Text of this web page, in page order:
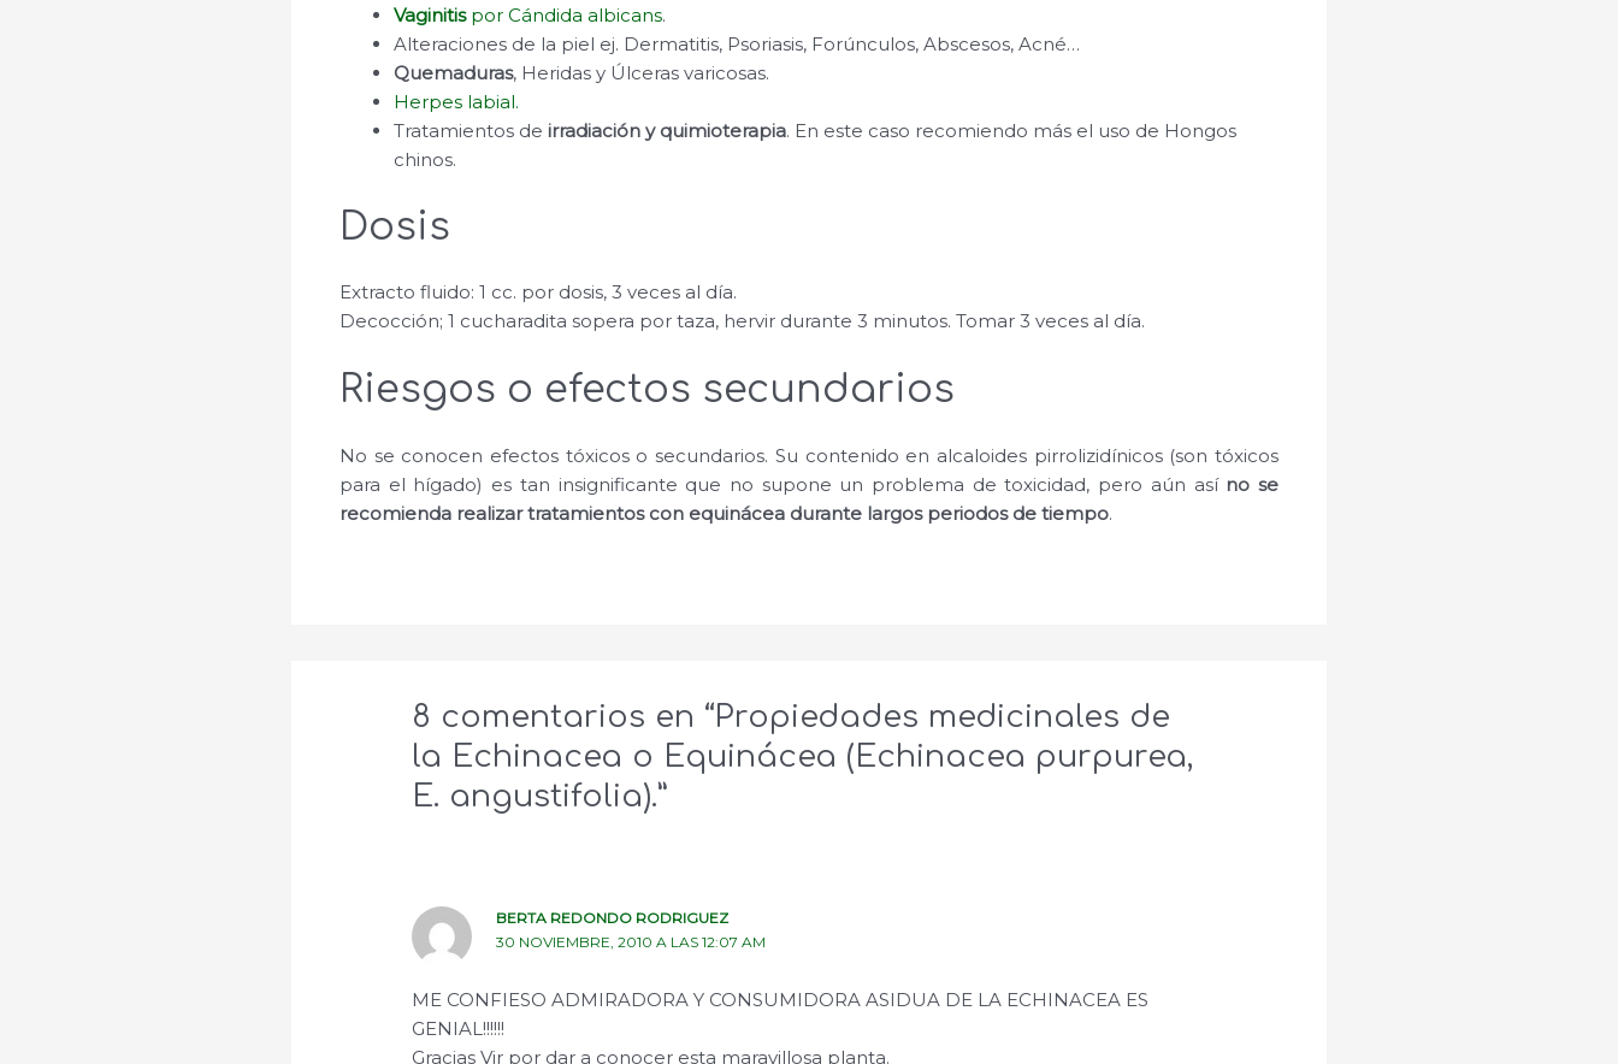
Vaginitis por Cándida albicans.
Alteraciones de la piel ej. Dermatitis, Psoriasis, Forúnculos, Abscesos, Acné…
Quemaduras, Heridas y Úlceras varicosas.
Herpes labial.
Tratamientos de irradiación y quimioterapia. En este caso recomiendo más el uso de Hongos
chinos.
Dosis
Extracto fluido: 1 cc. por dosis, 3 veces al día.
Decocción; 1 cucharadita sopera por taza, hervir durante 3 minutos. Tomar 3 veces al día.
Riesgos o efectos secundarios
No se conocen efectos tóxicos o secundarios. Su contenido en alcaloides pirrolizidínicos (son tóxicos
para el hígado) es tan insignificante que no supone un problema de toxicidad, pero aún así no se
recomienda realizar tratamientos con equinácea durante largos periodos de tiempo.
8 comentarios en “Propiedades medicinales de
la Echinacea o Equinácea (Echinacea purpurea,
E. angustifolia).”
BERTA REDONDO RODRIGUEZ
30 NOVIEMBRE, 2010 A LAS 12:07 AM
ME CONFIESO ADMIRADORA Y CONSUMIDORA ASIDUA DE LA ECHINACEA ES
GENIAL!!!!!!
Gracias Vir por dar a conocer esta maravillosa planta.